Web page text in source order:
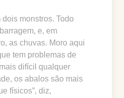
monstros. Todo
e, em
as chuvas. Moro aqui
tem problemas de
difícil qualquer
os abalos são mais
físicos”, diz,